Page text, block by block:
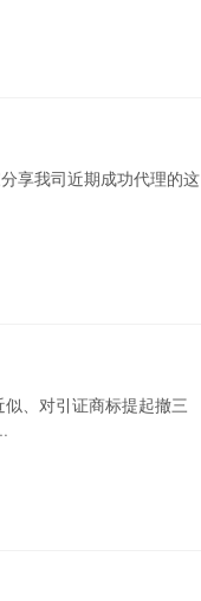
享我司近期成功代理的这
、对引证商标提起撤三